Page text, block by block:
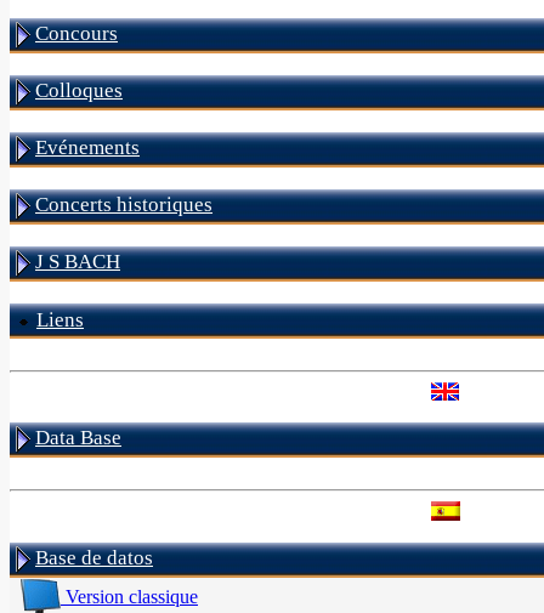
Concours
Colloques
Evénements
Concerts historiques
J S BACH
Liens
Data Base
Base de datos
Version classique